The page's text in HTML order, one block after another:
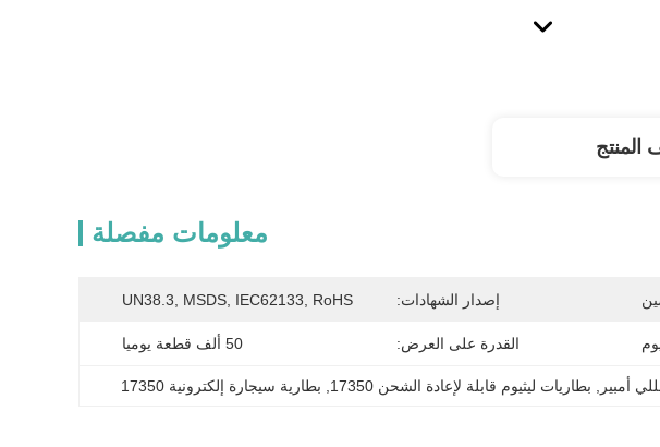
معلومات مفصلة
إصدار الشهادات: UN38.3, MSDS, IEC62133, RoHS
القدرة على العرض: 50 ألف قطعة يوميا
بطاريات ليثيوم قابلة لإعادة الشحن 17350 بطارية سيجارة إلكترونية 17350